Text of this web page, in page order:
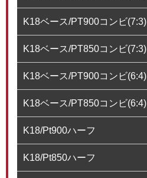
K18ベース/PT900コンビ(7:3)
K18ベース/PT850コンビ(7:3)
K18ベース/PT900コンビ(6:4)
K18ベース/PT850コンビ(6:4)
K18/Pt900ハーフ
K18/Pt850ハーフ